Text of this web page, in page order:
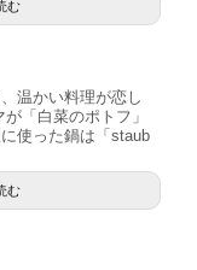
む
温かい料理が恋し
「白菜のポトフ」
使った鍋は「staub
む